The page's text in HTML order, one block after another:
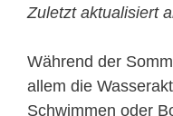
Zuletzt aktualisiert
Während der
allem die
Schwimmen oder